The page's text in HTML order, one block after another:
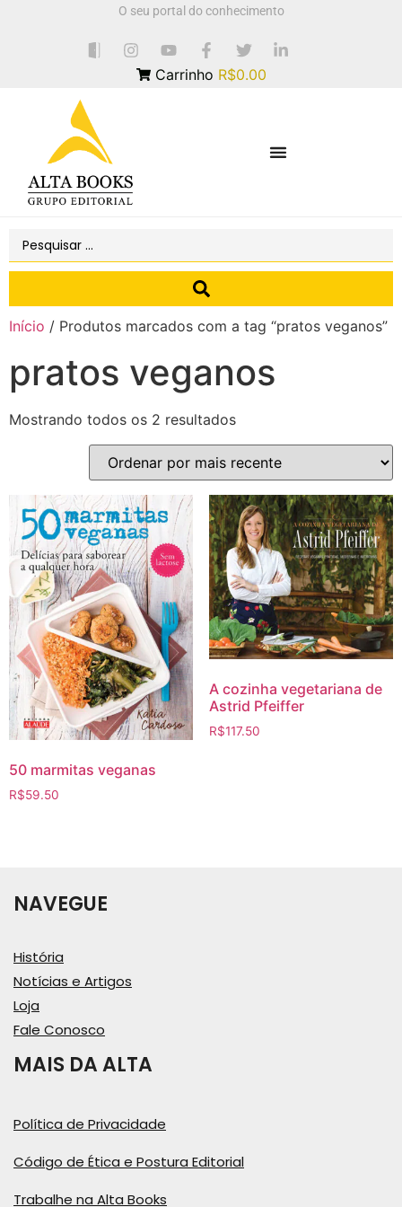
O seu portal do conhecimento
Carrinho R$0.00
Início / Produtos marcados com a tag “pratos veganos”
pratos veganos
Mostrando todos os 2 resultados
50 marmitas veganas
R$59.50
A cozinha vegetariana de
Astrid Pfeiffer
R$117.50
NAVEGUE
História
Notícias e Artigos
Loja
Fale Conosco
MAIS DA ALTA
Política de Privacidade
Código de Ética e Postura Editorial
Trabalhe na Alta Books